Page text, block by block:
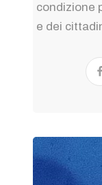
condizione
e dei